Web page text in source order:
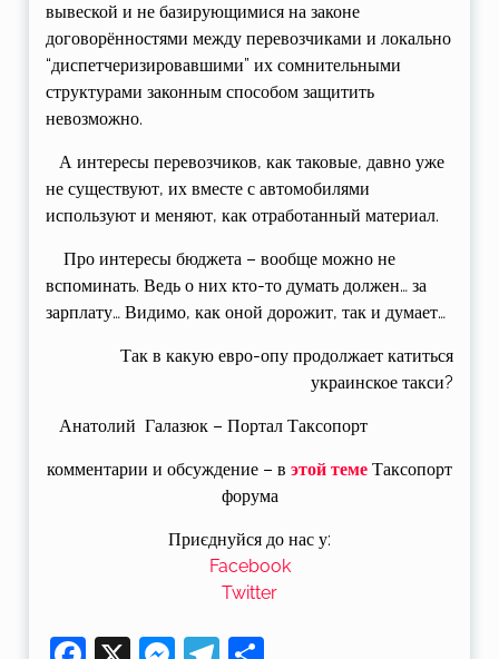
вывеской и не базирующимися на законе
договорённостями между перевозчиками и локально
“диспетчеризировавшими” их сомнительными
структурами законным способом защитить
невозможно.
А интересы перевозчиков, как таковые, давно уже
не существуют, их вместе с автомобилями
используют и меняют, как отработанный материал.
Про интересы бюджета – вообще можно не
вспоминать. Ведь о них кто-то думать должен… за
зарплату… Видимо, как оной дорожит, так и думает…
Так в какую евро-опу продолжает катиться
украинское такси?
Анатолий Галазюк – Портал Таксопорт
комментарии и обсуждение – в этой теме Таксопорт
форума
Приєднуйся до нас у:
Facebook
Twitter